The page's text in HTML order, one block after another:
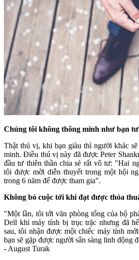
Chúng tôi không thông minh như bạn
Thật thú vị, khi bạn giàu thì người khác
minh. Điều thú vị này đã được Peter
đầu tư thiên thần chia sẻ rất vô tư: "Hai
tôi được mời diễn thuyết trong một hội
trong 6 năm để được tham gia".
Không bỏ cuộc tới khi đạt được thỏa
"Một lần, tôi tới văn phòng tổng của bộ
Dell khi máy tính bị trục trặc nhưng đã
sau, tôi nhận được một chiếc máy tính
bạn sẽ gặp được người sẵn sàng linh động
- August Turak